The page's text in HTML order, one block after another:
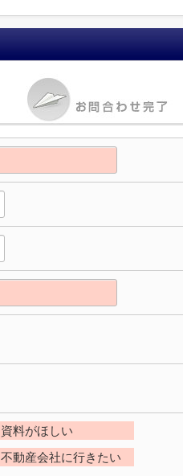
資料がほしい
不動産会社に行きたい